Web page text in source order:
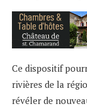
Ce dispositif
rivières de la
révéler de